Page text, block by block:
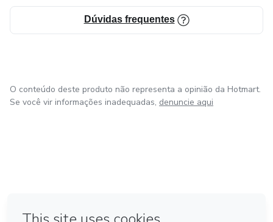
Dúvidas frequentes
O conteúdo deste produto não representa a opinião da Hotmart.
Se você vir informações inadequadas, denuncie aqui
Feito com ❤ em Bogotá